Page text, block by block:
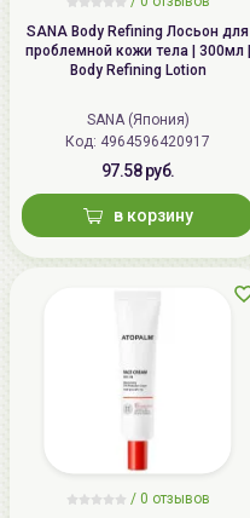
SANA Body Refining Лосьон для
проблемной кожи тела | 300мл |
Body Refining Lotion
SANA (Япония)
Код: 4964596420917
97.58 руб.
в корзину
/ 0 отзывов